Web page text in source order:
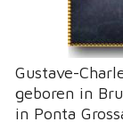
Gustave-
geboren in
in Ponta